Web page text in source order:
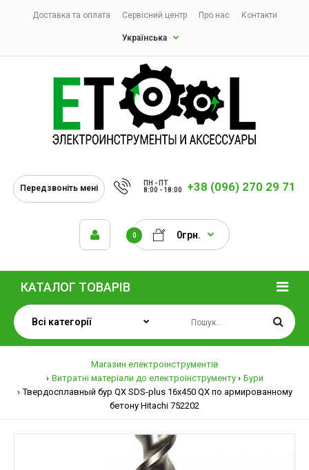
Доставка та оплата Сервісний центр Про нас Контакти
Українська
Передзвоніть мені
ПН - ПТ
8:00 - 18:00
+38 (096) 270 29 71
0 0грн.
КАТАЛОГ ТОВАРІВ
Магазин електроінструментів
Витратні матеріали до електроінструменту
Бури
Твердосплавный бур QX SDS-plus 16х450 QX по армированному
бетону Hitachi 752202